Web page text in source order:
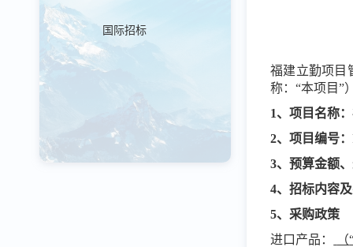
国际招标
福建立勤项目
称：“本项目”
1、项目名称：
2、项目编号：
3、预算金额
4、招标内容
5、采购政策
进口产品：
（